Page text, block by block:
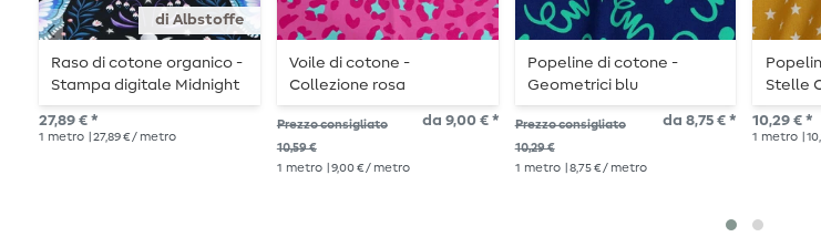
di Albstoffe
Raso di cotone organico -
Stampa digitale Midnight
Moth Nero Blu
27,89 € *
1 metro | 27,89 € / metro
Voile di cotone -
Collezione rosa
Prezzo consigliato
10,59 €
da 9,00 € *
1 metro | 9,00 € / metro
Popeline di cotone -
Geometrici blu
Prezzo consigliato
10,29 €
da 8,75 € *
1 metro | 8,75 € / metro
Stelle
10,29 € *
1 metro |